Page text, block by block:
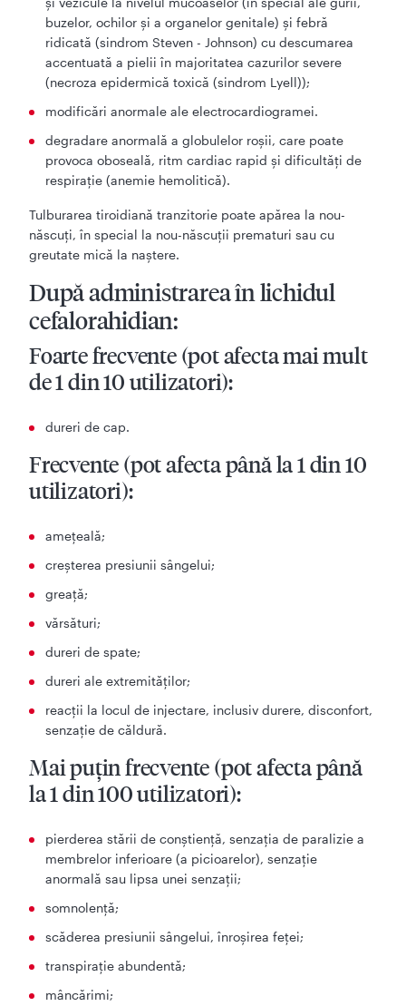
buzelor, ochilor şi a organelor genitale) şi febră
ridicată (sindrom Steven - Johnson) cu descumarea
accentuată a pielii în majoritatea cazurilor severe
(necroza epidermică toxică (sindrom Lyell));
modificări anormale ale electrocardiogramei.
degradare anormală a globulelor roșii, care poate
provoca oboseală, ritm cardiac rapid și dificultăți de
respirație (anemie hemolitică).
Tulburarea tiroidiană tranzitorie poate apărea la nou-
născuți, în special la nou-născuții prematuri sau cu
greutate mică la naștere.
După administrarea în lichidul
cefalorahidian:
Foarte frecvente (pot afecta mai mult
de 1 din 10 utilizatori):
dureri de cap.
Frecvente (pot afecta până la 1 din 10
utilizatori):
ameţeală;
creşterea presiunii sângelui;
greaţă;
vărsături;
dureri de spate;
dureri ale extremităţilor;
reacţii la locul de injectare, inclusiv durere, disconfort,
senzaţie de căldură.
Mai puţin frecvente (pot afecta până
la 1 din 100 utilizatori):
pierderea stării de conştienţă, senzaţia de paralizie a
membrelor inferioare (a picioarelor), senzaţie
anormală sau lipsa unei senzaţii;
somnolenţă;
scăderea presiunii sângelui, înroşirea feţei;
transpiraţie abundentă;
mâncărimi;